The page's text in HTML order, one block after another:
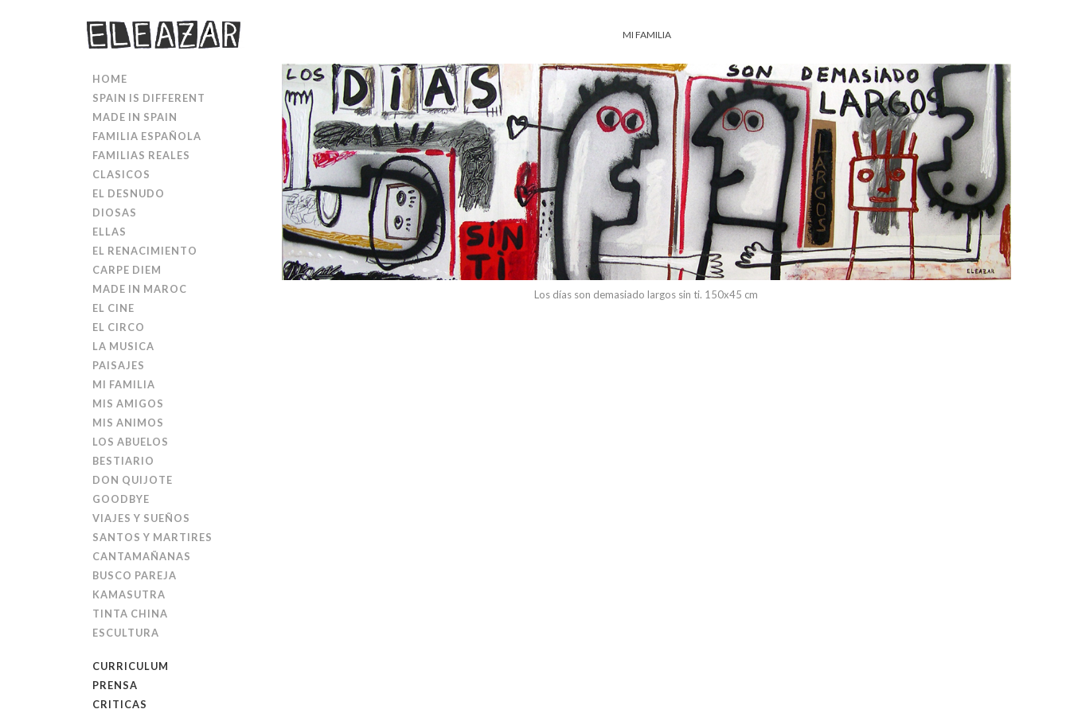
HOME
SPAIN IS DIFFERENT
MADE IN SPAIN
FAMILIA ESPAÑOLA
FAMILIAS REALES
CLASICOS
EL DESNUDO
DIOSAS
ELLAS
EL RENACIMIENTO
CARPE DIEM
MADE IN MAROC
EL CINE
EL CIRCO
LA MUSICA
PAISAJES
MI FAMILIA
MIS AMIGOS
MIS ANIMOS
LOS ABUELOS
BESTIARIO
DON QUIJOTE
GOODBYE
VIAJES Y SUEÑOS
SANTOS Y MARTIRES
CANTAMAÑANAS
BUSCO PAREJA
KAMASUTRA
TINTA CHINA
ESCULTURA
CURRICULUM
PRENSA
CRITICAS
MI FAMILIA
Los días son demasiado largos sin ti. 150x45 cm